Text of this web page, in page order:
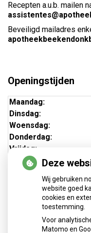
Recepten a.u.b. mailen
Beveiligd mailadres
Openingstijden
Maandag:
Dinsdag:
Woensdag:
Donderdag:
Vrijdag:
Deze
Wij gebruiken
website goed
cookies en
toestemming.
Voor
Matomo en